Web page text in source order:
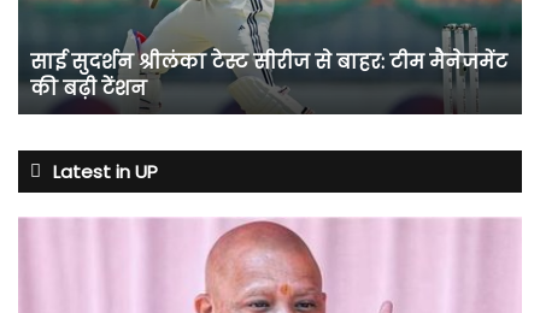
मैनेजमेंट
की
बढ़ी
साई सुदर्शन श्रीलंका टेस्ट सीरीज से बाहर: टीम मैनेजमेंट
की बढ़ी टेंशन
Latest in UP